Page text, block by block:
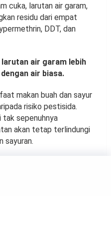
cuka, larutan air garam,
residu dari empat
DDT, dan
air garam lebih
air biasa.
makan buah dan sayur
risiko pestisida.
tak sepenuhnya
akan tetap terlindungi
sayuran.